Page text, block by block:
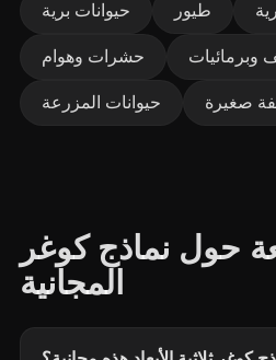
حيوانات برية طيور
حشرات وهوام وبرمائيات
حيوانات المزرعة صغيرة
حول نماذج كوغر
المجانية